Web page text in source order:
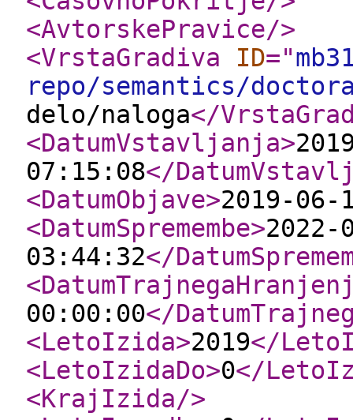
<AvtorskePravice/>
<VrstaGradiva
ID="
repo/semantics/
delo/naloga</
<DatumVstavljanja>
07:15:08</
<DatumObjave>2019-06-
<DatumSpremembe>2022-
03:44:32</
00:00:00</
<LetoIzida>2019</
<LetoIzidaDo>0</
<KrajIzida/>